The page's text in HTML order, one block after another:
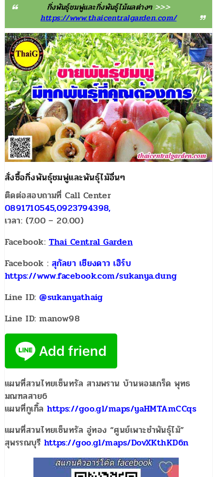
กิ่งพันธุ์ชมพู่และกิ่งพันธุ์ไม้ผลต่างๆ>>>
https://www.thaicentralgarden.com/
สั่งซื้อกิ่งพันธุ์ชมพู่และพันธุ์ไม้อื่นๆ
ติดต่อสอบถามที่ Call Center
0891710545,0923794398,
เวลา: (7.00 – 20.00)
Facebook:Thai Central Garden
Facebook : สุกัลยา เชียงดาว เฮิร์บ
https://www.facebook.com/sukanya.dung
Line ID:@sukanyathaig
Line ID: manow98
แผนที่สวนไทยเซ็นทรัล สามพราน บ้านหอมเกร็ด พุทธ
มณฑลสาย6
แผนที่กูเกิ้ลhttps://goo.gl/maps/yaHMTAmCCqs
แผนที่สวนไทยเซ็นทรัล อู่ทอง “ศูนย์เพาะชำพันธุ์ไม้”
สุพรรณบุรี https://goo.gl/maps/DovXKthKD6n